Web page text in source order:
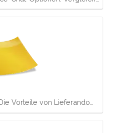
Vorteile von Lieferando…